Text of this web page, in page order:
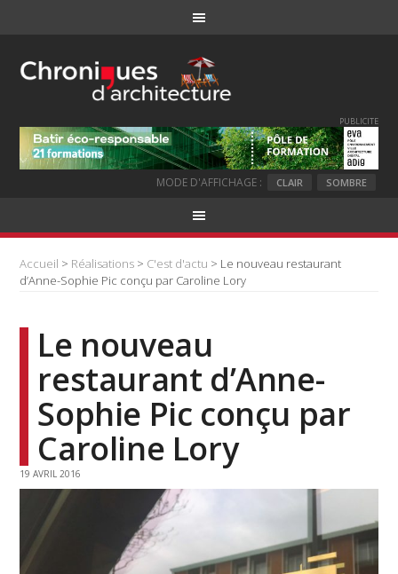
PUBLICITE
MODE D'AFFICHAGE : CLAIR SOMBRE
Accueil > Réalisations > C'est d'actu > Le nouveau restaurant
d’Anne-Sophie Pic conçu par Caroline Lory
Le nouveau
restaurant d’Anne-
Sophie Pic conçu par
Caroline Lory
19 AVRIL 2016